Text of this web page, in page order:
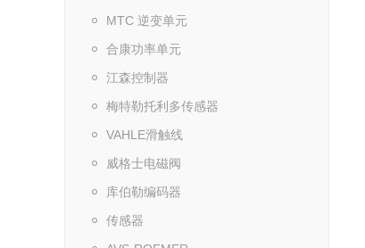
MTC 逆变单元
合康功率单元
江森控制器
梅特勒托利多传感器
VAHLE滑触线
威格士电磁阀
库伯勒编码器
传感器